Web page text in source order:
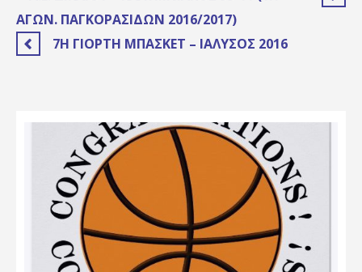
ΑΓΩΝ. ΠΑΓΚΟΡΑΣΊΔΩΝ 2016/2017)
7Η ΓΙΟΡΤΉ ΜΠΆΣΚΕΤ – ΙΑΛΥΣΟΣ 2016